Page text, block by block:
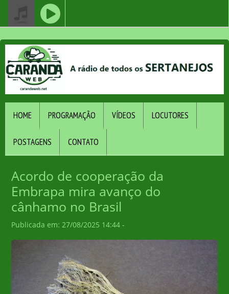
HOME PROGRAMAÇÃO VÍDEOS LOCUTORES
POSTAGENS CONTATO
Acordo de cooperação da
Embrapa mira avanço do
cânhamo no Brasil
Publicada em: 27/08/2025 14:44 -